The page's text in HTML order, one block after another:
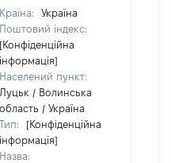
Країна:
Україна
Поштовий індекс:
[Конфіденційна
інформація]
Населений пункт:
Луцьк / Волинська
область / Україна
Тип:
[Конфіденційна
інформація]
Назва: